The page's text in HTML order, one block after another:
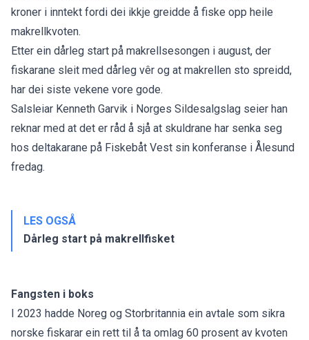
kroner i inntekt fordi dei ikkje greidde å fiske opp heile
makrellkvoten.
Etter ein dårleg start på makrellsesongen i august, der
fiskarane sleit med dårleg vêr og at makrellen sto spreidd,
har dei siste vekene vore gode.
Salsleiar Kenneth Garvik i Norges Sildesalgslag seier han
reknar med at det er råd å sjå at skuldrane har senka seg
hos deltakarane på Fiskebåt Vest sin konferanse i Ålesund
fredag.
LES OGSÅ
Dårleg start på makrellfisket
Fangsten i boks
I 2023 hadde Noreg og Storbritannia ein avtale som sikra
norske fiskarar ein rett til å ta omlag 60 prosent av kvoten